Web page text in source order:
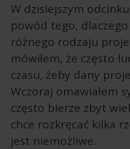
W dzisiejszym
powód tego,
różnego rodzaju
mówiłem, że często
czasu, żeby dany
Wczoraj omawiałem
często bierze zbyt
chce rozkręcać kilka
jest niemożliwe.